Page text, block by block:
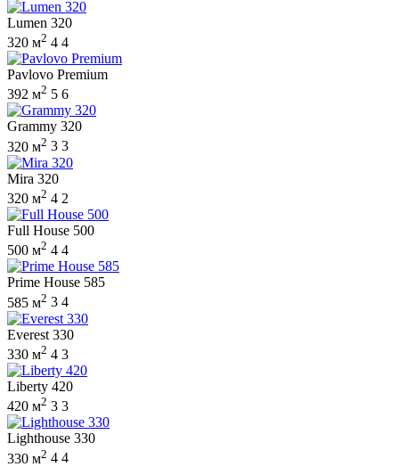
Lumen 320
320 м2 4 4
Pavlovo Premium
392 м2 5 6
Grammy 320
320 м2 3 3
Mira 320
320 м2 4 2
Full House 500
500 м2 4 4
Prime House 585
585 м2 3 4
Everest 330
330 м2 4 3
Liberty 420
420 м2 3 3
Lighthouse 330
330 м2 4 4